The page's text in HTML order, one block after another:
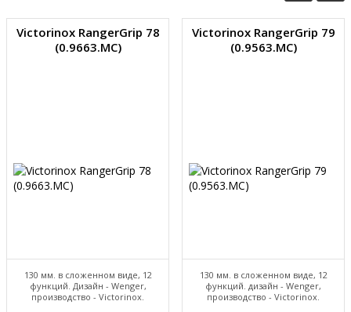
Victorinox RangerGrip 78
(0.9663.MC)
130 мм. в сложенном виде, 12
функций. Дизайн - Wenger,
производство - Victorinox.
Victorinox RangerGrip 79
(0.9563.MC)
130 мм. в сложенном виде, 12
функций. дизайн - Wenger,
производство - Victorinox.